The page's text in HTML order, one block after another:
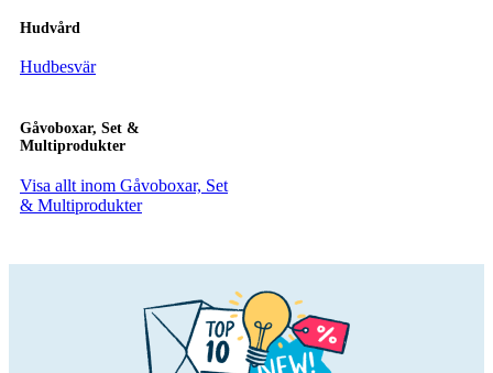
Hudvård
Hudbesvär
Gåvoboxar, Set &
Multiprodukter
Visa allt inom Gåvoboxar, Set
& Multiprodukter